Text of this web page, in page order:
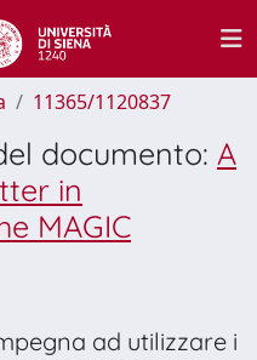
11365/1120837
documento: A
in
MAGIC
ad utilizzare i